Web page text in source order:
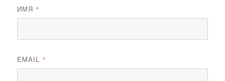
ИМЯ *
EMAIL *